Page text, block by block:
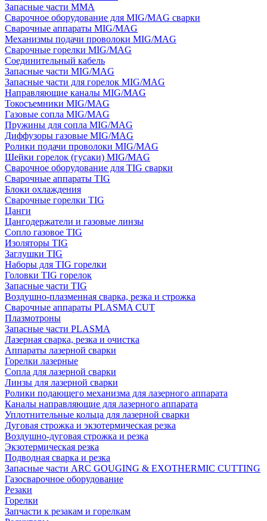
Запасные части MMA
Сварочное оборудование для MIG/MAG сварки
Сварочные аппараты MIG/MAG
Механизмы подачи проволоки MIG/MAG
Сварочные горелки MIG/MAG
Соединительный кабель
Запасные части MIG/MAG
Запасные части для горелок MIG/MAG
Направляющие каналы MIG/MAG
Токосъемники MIG/MAG
Газовые сопла MIG/MAG
Пружины для сопла MIG/MAG
Диффузоры газовые MIG/MAG
Ролики подачи проволоки MIG/MAG
Шейки горелок (гусаки) MIG/MAG
Сварочное оборудование для TIG сварки
Сварочные аппараты TIG
Блоки охлаждения
Сварочные горелки TIG
Цанги
Цангодержатели и газовые линзы
Сопло газовое TIG
Изоляторы TIG
Заглушки TIG
Наборы для TIG горелки
Головки TIG горелок
Запасные части TIG
Воздушно-плазменная сварка, резка и строжка
Сварочные аппараты PLASMA CUT
Плазмотроны
Запасные части PLASMA
Лазерная сварка, резка и очистка
Аппараты лазерной сварки
Горелки лазерные
Сопла для лазерной сварки
Линзы для лазерной сварки
Ролики подающего механизма для лазерного аппарата
Каналы направляющие для лазерного аппарата
Уплотнительные кольца для лазерной сварки
Дуговая строжка и экзотермическая резка
Воздушно-дуговая строжка и резка
Экзотермическая резка
Подводная сварка и резка
Запасные части ARC GOUGING & EXOTHERMIC CUTTING
Газосварочное оборудование
Резаки
Горелки
Запчасти к резакам и горелкам